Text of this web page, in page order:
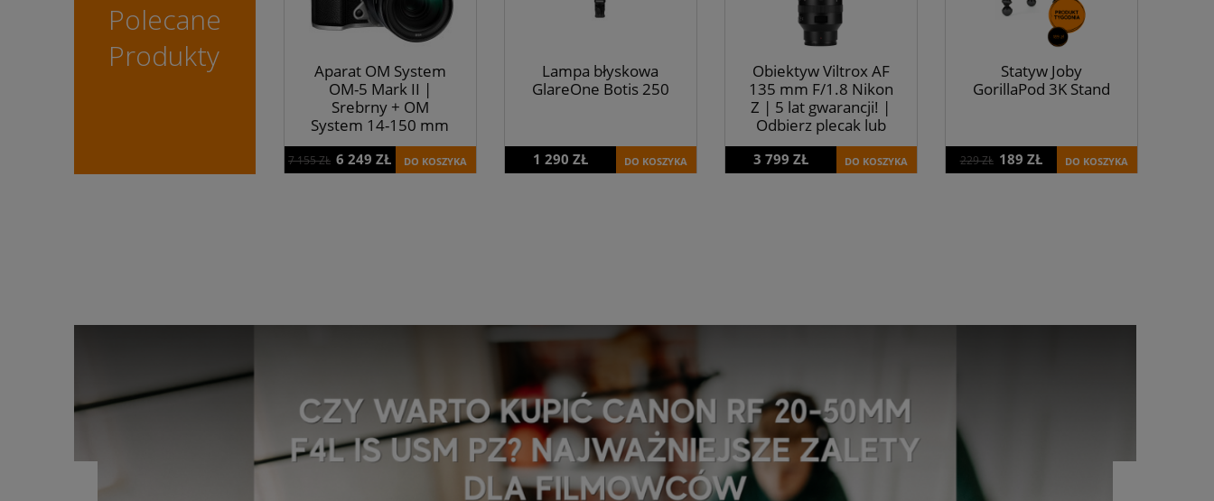
Polecane
Produkty
Aparat OM System
OM-5 Mark II |
Srebrny + OM
System 14-150 mm
f/4.0 -5.6 II |
CASHBACK 1200 ZŁ
7 155 ZŁ 6 249 ZŁ DO KOSZYKA
Lampa błyskowa
GlareOne Botis 250
1 290 ZŁ DO KOSZYKA
Obiektyw Viltrox AF
135 mm F/1.8 Nikon
Z | 5 lat gwarancji! |
Odbierz plecak lub
torbę Tenba!
3 799 ZŁ DO KOSZYKA
Statyw Joby
GorillaPod 3K Stand
229 ZŁ 189 ZŁ DO KOSZYKA